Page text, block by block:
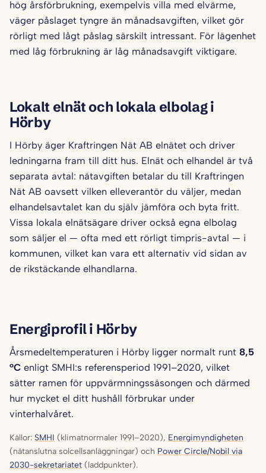
hög årsförbrukning, exempelvis villa med elvärme,
väger påslaget tyngre än månadsavgiften, vilket gör
rörligt med lågt påslag särskilt intressant. För lägenhet
med låg förbrukning är låg månadsavgift viktigare.
Lokalt elnät och lokala elbolag i
Hörby
I Hörby äger Kraftringen Nät AB elnätet och driver
ledningarna fram till ditt hus. Elnät och elhandel är två
separata avtal: nätavgiften betalar du till Kraftringen
Nät AB oavsett vilken elleverantör du väljer, medan
elhandelsavtalet kan du själv jämföra och byta fritt.
Vissa lokala elnätsägare driver också egna elbolag
som säljer el — ofta med ett rörligt timpris-avtal — i
kommunen, vilket kan vara ett alternativ vid sidan av
de rikstäckande elhandlarna.
Energiprofil i Hörby
Årsmedeltemperaturen i Hörby ligger normalt runt 8,5
°C enligt SMHI:s referensperiod 1991–2020, vilket
sätter ramen för uppvärmningssäsongen och därmed
hur mycket el ditt hushåll förbrukar under
vinterhalvåret.
Källor: SMHI (klimatnormaler 1991–2020), Energimyndigheten
(nätanslutna solcellsanläggningar) och Power Circle/Nobil via
2030-sekretariatet (laddpunkter).